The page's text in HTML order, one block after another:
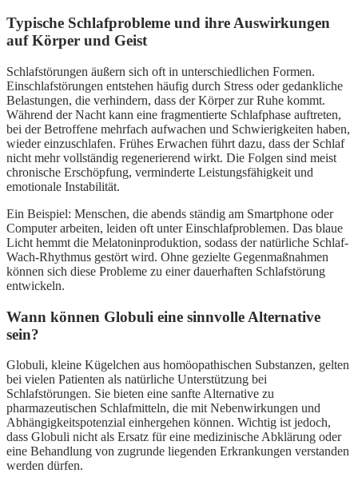
Typische Schlafprobleme und ihre Auswirkungen
auf Körper und Geist
Schlafstörungen äußern sich oft in unterschiedlichen Formen.
Einschlafstörungen entstehen häufig durch Stress oder gedankliche
Belastungen, die verhindern, dass der Körper zur Ruhe kommt.
Während der Nacht kann eine fragmentierte Schlafphase auftreten,
bei der Betroffene mehrfach aufwachen und Schwierigkeiten haben,
wieder einzuschlafen. Frühes Erwachen führt dazu, dass der Schlaf
nicht mehr vollständig regenerierend wirkt. Die Folgen sind meist
chronische Erschöpfung, verminderte Leistungsfähigkeit und
emotionale Instabilität.
Ein Beispiel: Menschen, die abends ständig am Smartphone oder
Computer arbeiten, leiden oft unter Einschlafproblemen. Das blaue
Licht hemmt die Melatoninproduktion, sodass der natürliche Schlaf-
Wach-Rhythmus gestört wird. Ohne gezielte Gegenmaßnahmen
können sich diese Probleme zu einer dauerhaften Schlafstörung
entwickeln.
Wann können Globuli eine sinnvolle Alternative
sein?
Globuli, kleine Kügelchen aus homöopathischen Substanzen, gelten
bei vielen Patienten als natürliche Unterstützung bei
Schlafstörungen. Sie bieten eine sanfte Alternative zu
pharmazeutischen Schlafmitteln, die mit Nebenwirkungen und
Abhängigkeitspotenzial einhergehen können. Wichtig ist jedoch,
dass Globuli nicht als Ersatz für eine medizinische Abklärung oder
eine Behandlung von zugrunde liegenden Erkrankungen verstanden
werden dürfen.